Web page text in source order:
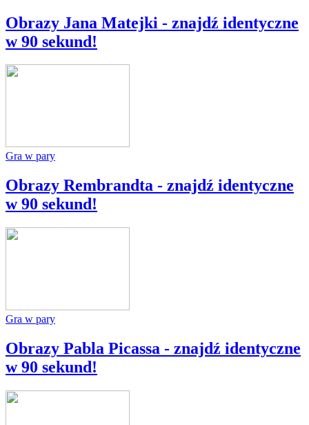
Obrazy Jana Matejki - znajdź identyczne
w 90 sekund!
Gra w pary
Obrazy Rembrandta - znajdź identyczne
w 90 sekund!
Gra w pary
Obrazy Pabla Picassa - znajdź identyczne
w 90 sekund!